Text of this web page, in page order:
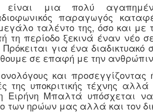
μια πολύ αγαπημένη
παραγωγός
ταλέντο της, όσο και με
τη περίοδο ξεκινά έναν νέο
Πρόκειται για ένα
σε επαφή με την
και προσεγγίζοντας
της υποκριτικής τέχνης
Ειρήνη Μπαλτά υπόσχεται
των ηρώων μας αλλά και τον
της
Ελλάδος/εκδόσεων
ΚΟΥΡΟΣ
Στον καλαίσθητο χώρο των
εκδόσεων «Κούρος» του
Δημήτρη Φύκιρη φιλοξενήθηκε
η τελετή απονομής των
βραβείων του 1ου Πανελληνίου
Διαγωνισμού Παραμυθιού 5-8
ετών Ενηλίκων της Ένωσης
Σεναριογράφων Ελλάδος που
διοργανώθηκε σε συνεργασία
"Χρόνος, ο Αόρατος Αφηγητής"
από τις εκδόσεις ΟΤΑΝ
συγκεντρώνει εννέα διηγήματα
ελληνικά και στα ιταλικά.
ματιά, οι ιστορίες φωτίζουν
ύπαρξης όπου ο χρόνος, η μνήμη, ο
διαμορφώνουν τις ζωές των ηρώων. Η